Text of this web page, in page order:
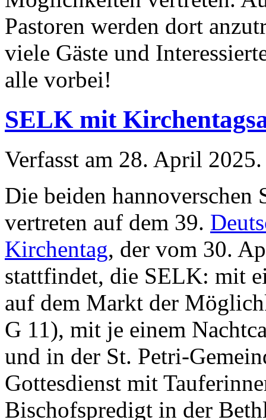
Pastoren werden dort
viele Gäste und
alle vorbei!
SELK mit
Verfasst am 28. April 2025.
Die beiden hannoverschen
vertreten auf dem 39.
Kirchentag, der vom 30.
stattfindet, die SELK: mit
auf dem Markt der
G 11), mit je einem
und in der St. Petri-
Gottesdienst mit
Bischofspredigt in der